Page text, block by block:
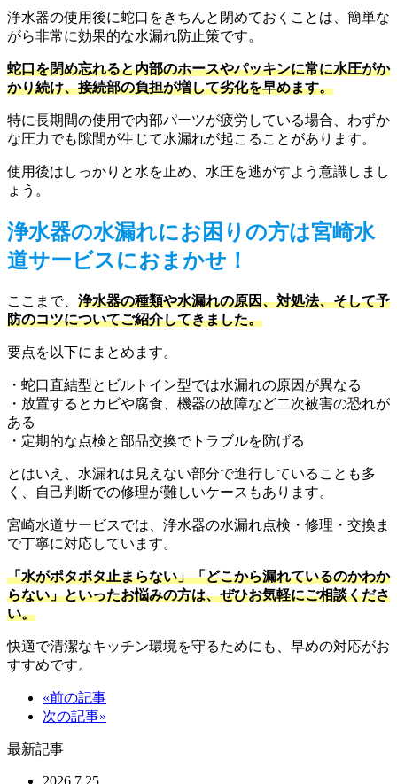
浄水器の使用後に蛇口をきちんと閉めておくことは、簡単な
がら非常に効果的な水漏れ防止策です。
蛇口を閉め忘れると内部のホースやパッキンに常に水圧がか
かり続け、接続部の負担が増して劣化を早めます。
特に長期間の使用で内部パーツが疲労している場合、わずか
な圧力でも隙間が生じて水漏れが起こることがあります。
使用後はしっかりと水を止め、水圧を逃がすよう意識しまし
ょう。
浄水器の水漏れにお困りの方は宮崎水
道サービスにおまかせ！
ここまで、 浄水器の種類や水漏れの原因、対処法、そして予
防のコツについてご紹介してきました。
要点を以下にまとめます。
・蛇口直結型とビルトイン型では水漏れの原因が異なる
・放置するとカビや腐食、機器の故障など二次被害の恐れが
ある
・定期的な点検と部品交換でトラブルを防げる
とはいえ、水漏れは見えない部分で進行していることも多
く、自己判断での修理が難しいケースもあります。
宮崎水道サービスでは、浄水器の水漏れ点検・修理・交換ま
で丁寧に対応しています。
「水がポタポタ止まらない」「どこから漏れているのかわか
らない」といったお悩みの方は、ぜひお気軽にご相談くださ
い。
快適で清潔なキッチン環境を守るためにも、早めの対応がお
すすめです。
«前の記事
次の記事»
最新記事
2026.7.25